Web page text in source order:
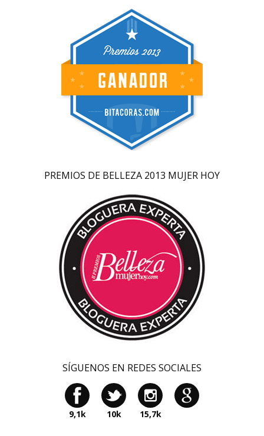
PREMIOS DE BELLEZA 2013 MUJER HOY
SÍGUENOS EN REDES SOCIALES
9,1k 10k 15,7k